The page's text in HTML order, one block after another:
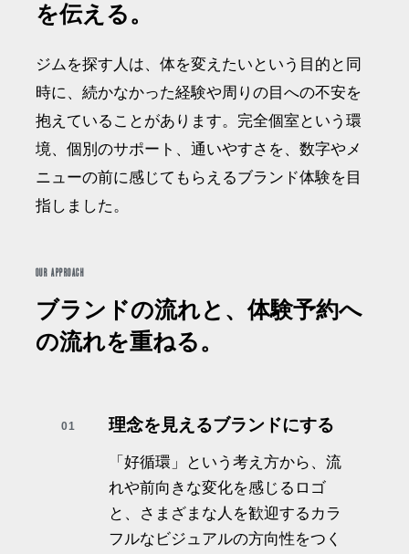
を伝える。
ジムを探す人は、体を変えたいという目的と同
時に、続かなかった経験や周りの目への不安を
抱えていることがあります。完全個室という環
境、個別のサポート、通いやすさを、数字やメ
ニューの前に感じてもらえるブランド体験を目
指しました。
OUR APPROACH
ブランドの流れと、体験予約へ
の流れを重ねる。
01 理念を見えるブランドにする
「好循環」という考え方から、流
れや前向きな変化を感じるロゴ
と、さまざまな人を歓迎するカラ
フルなビジュアルの方向性をつく